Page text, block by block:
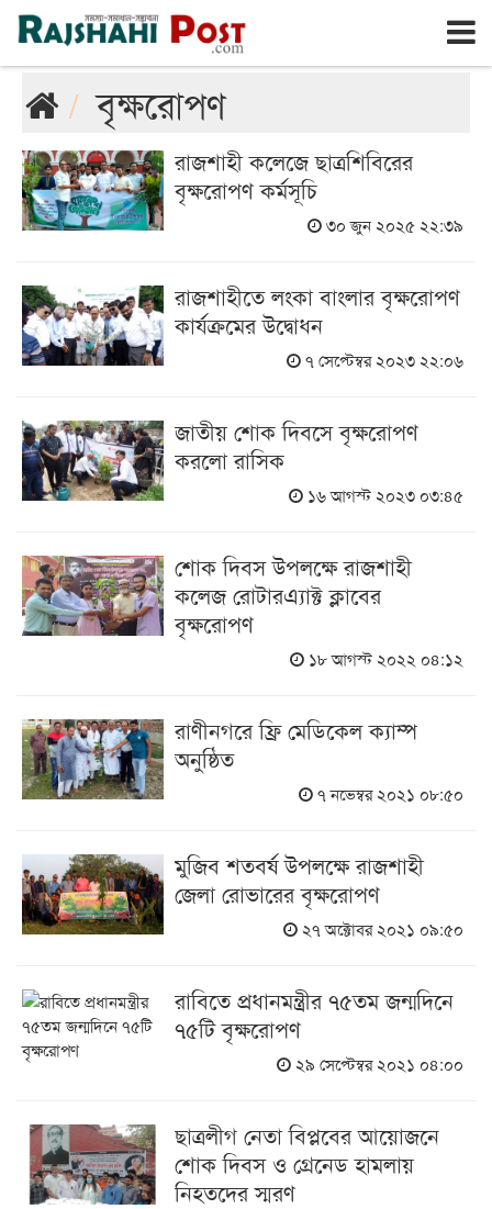
রাজশাহী বৃহঃস্পতিবার, ৬ই আগস্ট ২০২৬, ২৩শে শ্রাবণ ১৪৩৩
বৃক্ষরোপণ
রাজশাহী কলেজে ছাত্রশিবিরের
বৃক্ষরোপণ কর্মসূচি
৩০ জুন ২০২৫ ২২:৩৯
রাজশাহীতে লংকা বাংলার বৃক্ষরোপণ
কার্যক্রমের উদ্বোধন
৭ সেপ্টেম্বর ২০২৩ ২২:০৬
জাতীয় শোক দিবসে বৃক্ষরোপণ
করলো রাসিক
১৬ আগস্ট ২০২৩ ০৩:৪৫
শোক দিবস উপলক্ষে রাজশাহী
কলেজ রোটারএ্যাক্ট ক্লাবের
বৃক্ষরোপণ
১৮ আগস্ট ২০২২ ০৪:১২
রাণীনগরে ফ্রি মেডিকেল ক্যাম্প
অনুষ্ঠিত
৭ নভেম্বর ২০২১ ০৮:৫০
মুজিব শতবর্ষ উপলক্ষে রাজশাহী
জেলা রোভারের বৃক্ষরোপণ
২৭ অক্টোবর ২০২১ ০৯:৫০
রাবিতে প্রধানমন্ত্রীর ৭৫তম জন্মদিনে
৭৫টি বৃক্ষরোপণ
২৯ সেপ্টেম্বর ২০২১ ০৪:০০
ছাত্রলীগ নেতা বিপ্লবের আয়োজনে
শোক দিবস ও গ্রেনেড হামলায়
নিহতদের স্মরণ